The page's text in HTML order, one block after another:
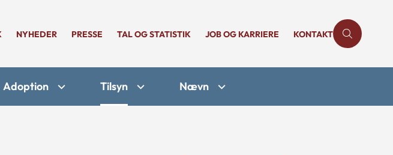
NYHEDER PRESSE TAL OG STATISTIK JOB OG KARRIERE KONTAKT
Adoption Tilsyn Nævn